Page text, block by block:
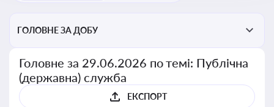
ГОЛОВНЕ ЗА ДОБУ
Головне за 29.06.2026 по темі: Публічна
(державна) служба
ЕКСПОРТ